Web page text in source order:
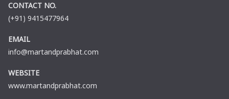
CONTACT NO.
(+91) 9415477964
EMAIL
info@martandprabhat.com
WEBSITE
www.martandprabhat.com